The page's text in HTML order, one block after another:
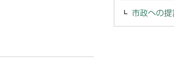
市政への提